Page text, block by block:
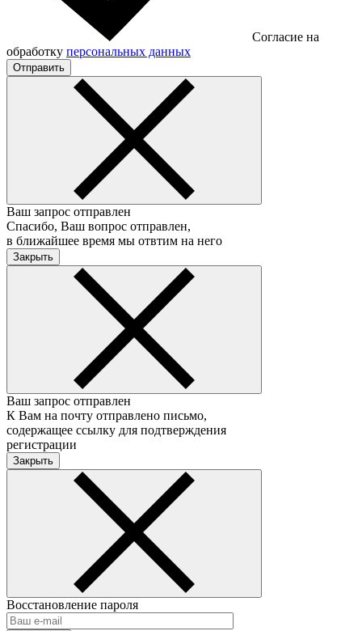
Согласие на
обработку персональных данных
Отправить
Ваш запрос отправлен
Спасибо, Ваш вопрос отправлен,
в ближайшее время мы отвтим на него
Закрыть
Ваш запрос отправлен
К Вам на почту отправлено письмо,
содержащее ссылку для подтверждения
регистрации
Закрыть
Восстановление пароля